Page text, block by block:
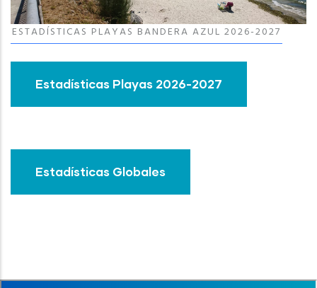
ESTADÍSTICAS PLAYAS BANDERA AZUL 2026-2027
Estadísticas Playas 2026-2027
Estadísticas Globales